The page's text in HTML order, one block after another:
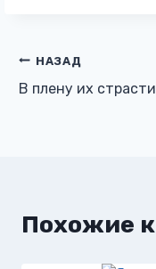
Навигация
по
НАЗАД
В плену их страсти
Похожие